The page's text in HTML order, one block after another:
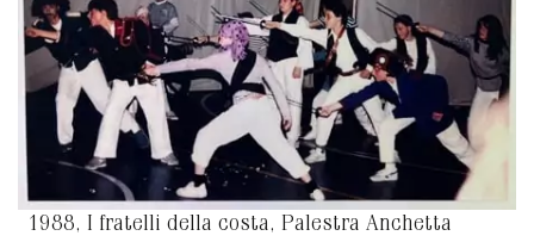
1988, I fratelli della costa, Palestra Anchetta